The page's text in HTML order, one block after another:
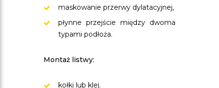
maskowanie przerwy dylatacyjnej,
płynne przejście między dwoma
typami podłoża.
Montaż listwy:
kołki lub klej.